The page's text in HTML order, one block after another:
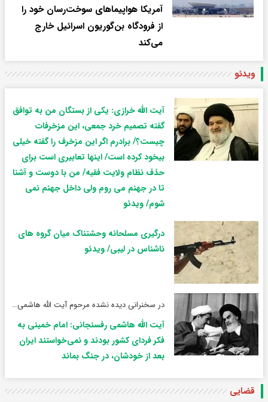
آمریکا هواپیماهای سوخت‌رسان خود را
از فرودگاه بن‌گوریون اسرائیل خارج
می‌کند
ویدئو
آیت الله خرازی: یکی از بستگان من به توافق
گفته تصمیم خرد جمعی، این مزخرفات
چیست؟/ برادرم اگر این مزخرف را گفته خیلی
بیخود کرده است/ اینها تعابیری است برای
حذف نظام ولایت فقیه/ من با دوست و آشنا
تا در جهنم می روم ولی داخل جهنم نمی
شوم/ ویدئو
درگیری مسلحانه وحشتناک میان گروه های
ناشناس در لیبی/ ویدئو
در سخنرانی دیده نشده مرحوم آیت الله هاشمی رفسنجانی درباره آتش بس و پذیرش قطع نامه ۵۹۸ مطرح شد؛
آیت الله هاشمی رفسنجانی: امام خمینی به
فکر فردای کشور بودند و نمی‌خواستند ایران
بعد از خودشان، در جنگ بماند
قضایی